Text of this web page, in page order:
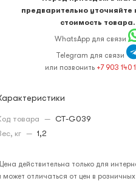
предварительно уточняйте
стоимость товара.
WhatsApp для связи
Telegram для связи
или позвонить +7 903 140
товара — CT-G039
кг — 1,2
Цена действительна только для
может отличаться от цен в